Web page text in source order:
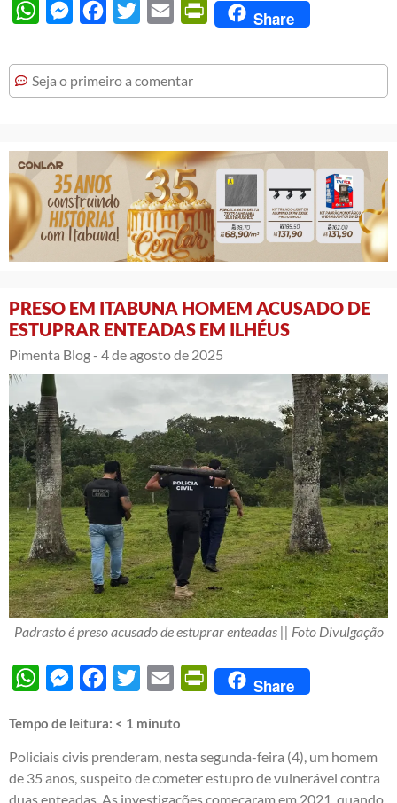
WhatsAppMessengerFacebook
Twitter Email PrintFriendly
Share
Seja o primeiro a comentar
PRESO EM ITABUNA HOMEM ACUSADO DE
ESTUPRAR ENTEADAS EM ILHÉUS
Pimenta Blog - 4 de agosto de 2025
Padrasto é preso acusado de estuprar enteadas || Foto Divulgação
WhatsAppMessengerFacebook
Twitter Email PrintFriendly
Share
Tempo de leitura: < 1 minuto
Policiais civis prenderam, nesta segunda-feira (4), um homem
de 35 anos, suspeito de cometer estupro de vulnerável contra
duas enteadas. As investigações começaram em 2021, quando